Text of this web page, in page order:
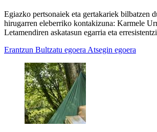
Egiazko pertsonaiek eta gertakariek bilbatzen
hirugarren eleberriko kontakizuna: Karmele
Letamendiren askatasun egarria eta
Erantzun Bultzatu egoera Atsegin egoera